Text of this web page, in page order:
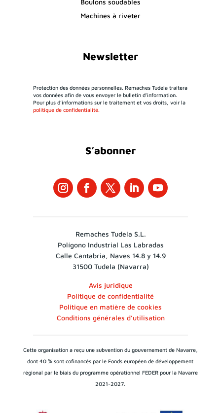
Boulons soudables
Machines à riveter
Newsletter
Protection des données personnelles. Remaches Tudela traitera
vos données afin de vous envoyer le bulletin d’information.
Pour plus d’informations sur le traitement et vos droits, voir la
politique de confidentialité.
S’abonner
Remaches Tudela S.L.
Polígono Industrial Las Labradas
Calle Cantabria, Naves 14.8 y 14.9
31500 Tudela (Navarra)
Avis juridique
Politique de confidentialité
Politique en matière de cookies
Conditions générales d’utilisation
Cette organisation a reçu une subvention du gouvernement de Navarre,
dont 40 % sont cofinancés par le Fonds européen de développement
régional par le biais du programme opérationnel FEDER pour la Navarre
2021-2027.